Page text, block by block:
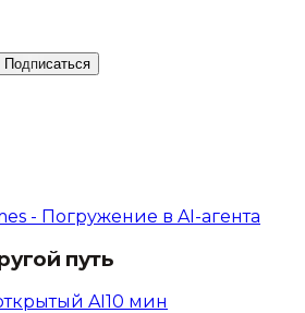
Подписаться
- Погружение в AI-агента
путь
AI 10 мин